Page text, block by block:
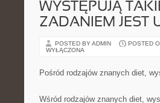
WYSTĘPUJĄ
ZADANIEM JEST
POSTED BY ADMIN POSTED
WYŁĄCZONA
Pośród rodzajów znanych diet,
Wśród rodzajów znanych diet,